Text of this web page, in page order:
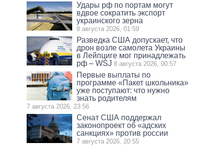
Удары рф по портам могут
вдвое сократить экспорт
украинского зерна
8 августа 2026, 01:59
Разведка США допускает, что
дрон возле самолета Украины
в Лейпциге мог принадлежать
рф – WSJ 8 августа 2026, 00:57
Первые выплаты по
программе «Пакет школьника»
уже поступают: что нужно
знать родителям
7 августа 2026, 23:56
Сенат США поддержал
законопроект об «адских
санкциях» против россии
7 августа 2026, 20:55